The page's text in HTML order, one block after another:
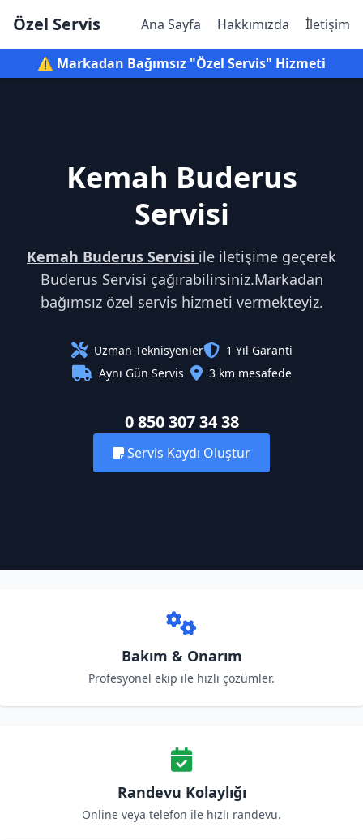
Özel Servis Ana Sayfa Hakkımızda İletişim
⚠️ Markadan Bağımsız "Özel Servis" Hizmeti
Kemah Buderus
Servisi
Kemah Buderus Servisi ile iletişime geçerek
Buderus Servisi çağırabilirsiniz.Markadan
bağımsız özel servis hizmeti vermekteyiz.
Uzman Teknisyenler
1 Yıl Garanti
Aynı Gün Servis
3 km mesafede
0 850 307 34 38
Servis Kaydı Oluştur
Bakım & Onarım
Profesyonel ekip ile hızlı çözümler.
Randevu Kolaylığı
Online veya telefon ile hızlı randevu.